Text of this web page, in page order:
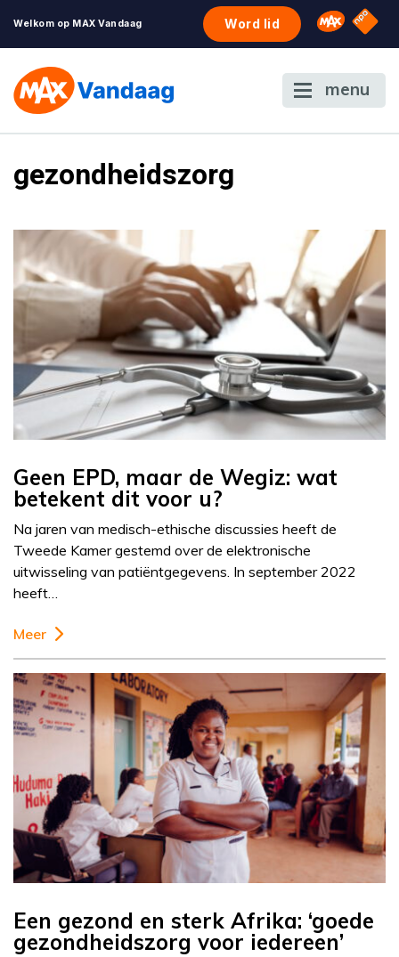
Welkom op MAX Vandaag Word lid Omroep
NPO
menu
gezondheidszorg
Geen EPD, maar de Wegiz: wat
betekent dit voor u?
Na jaren van medisch-ethische discussies heeft de
Tweede Kamer gestemd over de elektronische
uitwisseling van patiëntgegevens. In september 2022
heeft…
Meer
Een gezond en sterk Afrika: ‘goede
gezondheidszorg voor iedereen’